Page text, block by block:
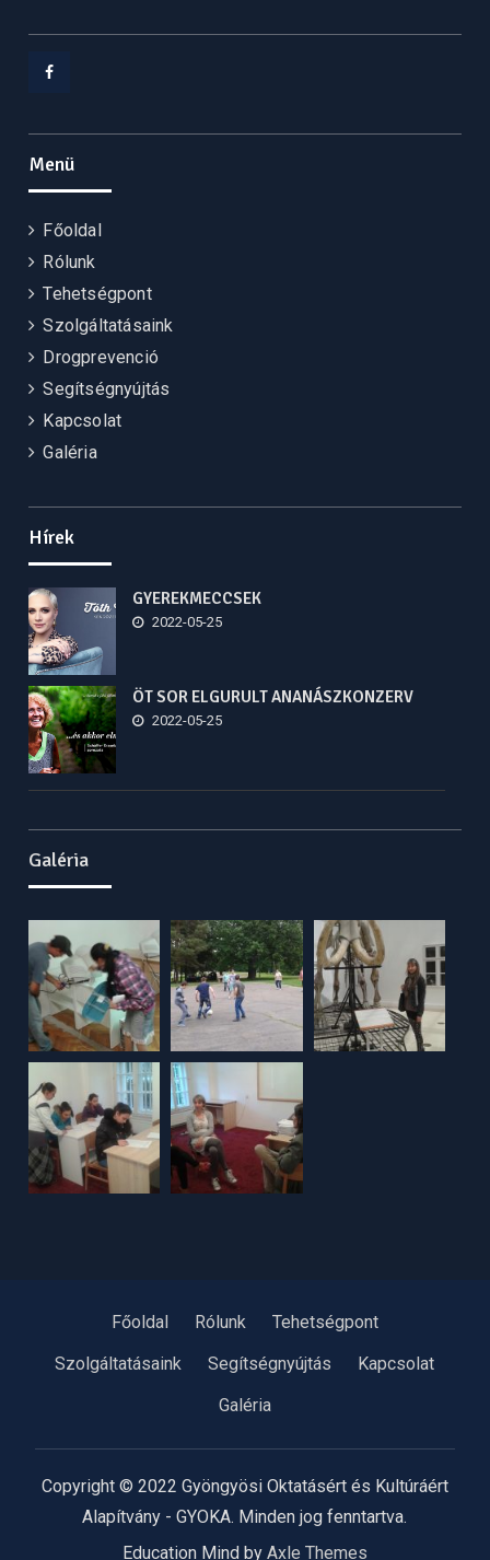
Menü
Főoldal
Rólunk
Tehetségpont
Szolgáltatásaink
Drogprevenció
Segítségnyújtás
Kapcsolat
Galéria
Hírek
GYEREKMECCSEK
2022-05-25
ÖT SOR ELGURULT ANANÁSZKONZERV
2022-05-25
Galéria
Főoldal Rólunk
Tehetségpont
Szolgáltatásaink
Segítségnyújtás
Kapcsolat
Galéria
Copyright © 2022 Gyöngyösi Oktatásért és Kultúráért
Alapítvány - GYOKA. Minden jog fenntartva.
Education Mind by Axle Themes